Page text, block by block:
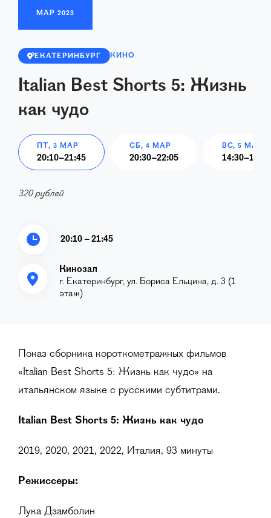
МАР 2023
ЕКАТЕРИНБУРГ КИНО
Italian Best Shorts 5: Жизнь
как чудо
ПТ, 3 МАР
20:10–21:45
СБ, 4 МАР
20:30–22:05
ВС, 5 МАР
14:30–16:05
320 рублей
20:10 – 21:45
Кинозал
г. Екатеринбург, ул. Бориса Ельцина, д. 3 (1
этаж)
Показ сборника короткометражных фильмов
«Italian Best Shorts 5: Жизнь как чудо» на
итальянском языке с русскими субтитрами.
Italian Best Shorts 5: Жизнь как чудо
2019, 2020, 2021, 2022, Италия, 93 минуты
Режиссеры:
Лука Дзамболин